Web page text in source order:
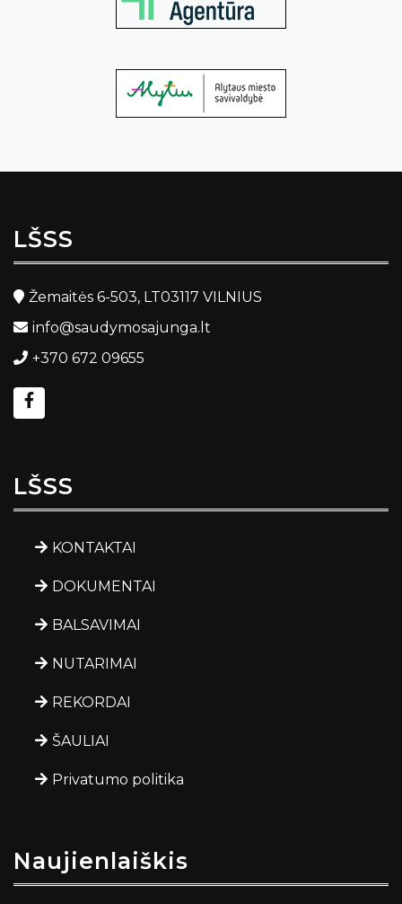
LŠSS
Žemaitės 6-503, LT03117 VILNIUS
info@saudymosajunga.lt
+370 672 09655
LŠSS
KONTAKTAI
DOKUMENTAI
BALSAVIMAI
NUTARIMAI
REKORDAI
ŠAULIAI
Privatumo politika
Naujienlaiškis